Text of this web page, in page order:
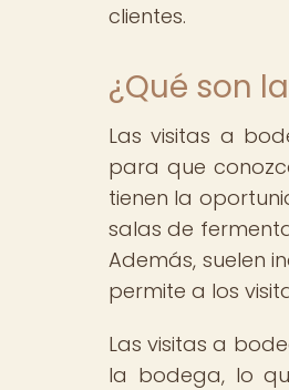
clientes.
¿Qué son
Las visitas a
para que
tienen la
salas de
Además, suelen
permite a los
Las visitas a
la bodega, lo